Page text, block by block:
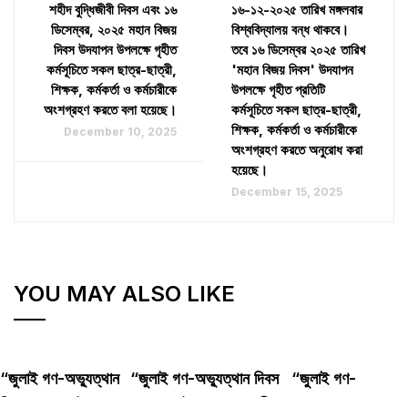
শহীদ বুদ্ধিজীবী দিবস এবং ১৬
ডিসেম্বর, ২০২৫ মহান বিজয়
দিবস উদযাপন উপলক্ষে গৃহীত
কর্মসূচিতে সকল ছাত্র-ছাত্রী,
শিক্ষক, কর্মকর্তা ও কর্মচারীকে
অংশগ্রহণ করতে বলা হয়েছে।
December 10, 2025
১৬-১২-২০২৫ তারিখ মঙ্গলবার
বিশ্ববিদ্যালয় বন্ধ থাকবে।
তবে ১৬ ডিসেম্বর ২০২৫ তারিখ
'মহান বিজয় দিবস' উদযাপন
উপলক্ষে গৃহীত প্রতিটি
কর্মসূচিতে সকল ছাত্র-ছাত্রী,
শিক্ষক, কর্মকর্তা ও কর্মচারীকে
অংশগ্রহণ করতে অনুরোধ করা
হয়েছে।
December 15, 2025
YOU MAY ALSO LIKE
“জুলাই গণ-অভ্যুত্থান
“জুলাই গণ-অভ্যুত্থান দিবস
“জুলাই গণ-